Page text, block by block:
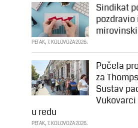
Sindikat
pozdravio
PETAK, 7. KOLOVOZA 2026.
Počela
za
Sustav
u redu
PETAK, 7. KOLOVOZA 2026.